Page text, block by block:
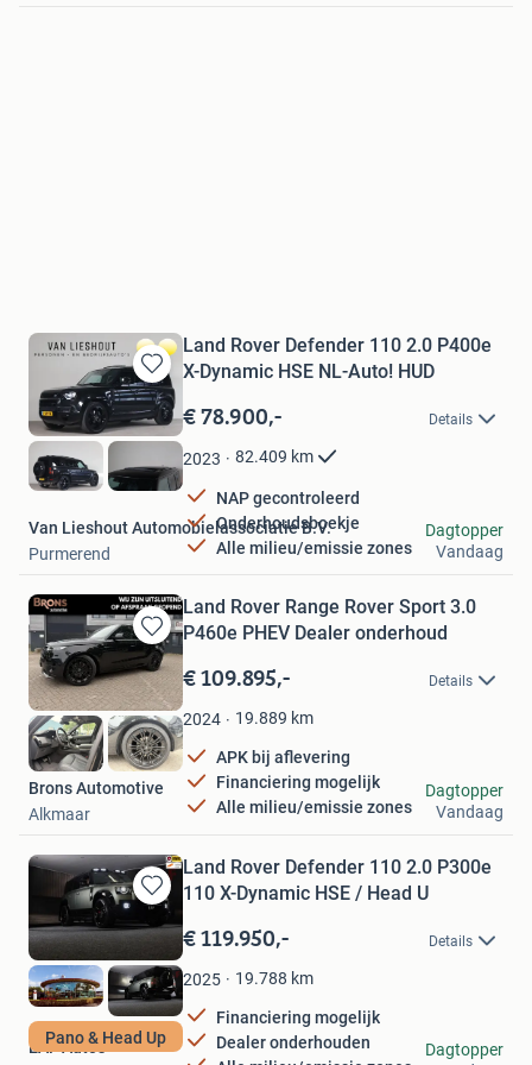
Bewaren
in
Mijn
Favorieten
Land Rover Defender 110 2.0 P400e
X-Dynamic HSE NL-Auto! HUD
€ 78.900,- Details
2023 82.409 km
NAP gecontroleerd
Onderhoudsboekje
Alle milieu/emissie zones
Van Lieshout Automobielassociatie B.V.
Purmerend
Dagtopper
Vandaag
Bewaren
in
Mijn
Favorieten
Land Rover Range Rover Sport 3.0
P460e PHEV Dealer onderhoud
€ 109.895,- Details
2024 19.889 km
APK bij aflevering
Financiering mogelijk
Alle milieu/emissie zones
Brons Automotive
Alkmaar
Dagtopper
Vandaag
Bewaren
in
Favorieten
Pano & Head Up
Land Rover Defender 110 2.0 P300e
110 X-Dynamic HSE / Head U
€ 119.950,- Details
2025 19.788 km
Financiering mogelijk
Dealer onderhouden
EAF Auto's
Dagtopper